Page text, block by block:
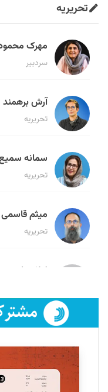
تحریریه
مهرک
سردبیر
آرش برهمند
تحریریه
سمانه
تحریریه
میثم قاسمی
تحریریه
لیلا حنارود
فائزه فتحی
تحریریه
سروش